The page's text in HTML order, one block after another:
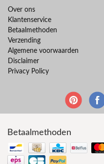
Over ons
Klantenservice
Betaalmethoden
Verzending
Algemene voorwaarden
Disclaimer
Privacy Policy
Betaalmethoden